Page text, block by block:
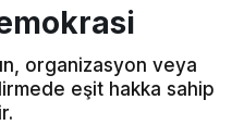
organizasyon veya
eşit hakka sahip